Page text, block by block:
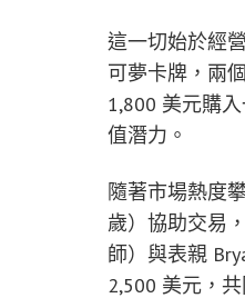
這一切始於經
可夢卡牌，兩
1,800 美元購
值潛力。
隨著市場熱度
歲）協助交易
師）與表親
2,500 美元，